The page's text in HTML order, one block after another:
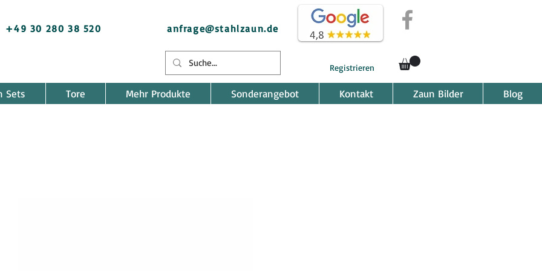
+49 30 280 38 520 anfrage@stahlzaun.de
Registrieren
Sets Tore Mehr Produkte Sonderangebot Kontakt Zaun Bilder Blog